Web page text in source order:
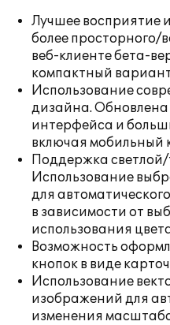
Лучшее восприятие
более просторного/
веб-клиенте бета-
компактный
Использование
дизайна. Обновлена
интерфейса и
включая мобильный
Поддержка
Использование
для
в зависимости от
использования
Возможность
кнопок в виде
Использование
изображений для
изменения